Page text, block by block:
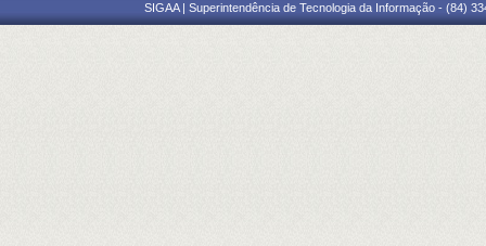
SIGAA | Superintendência de Tecnologia da Informação - (84)